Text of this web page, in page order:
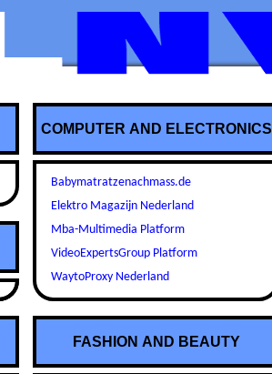
COMPUTER AND ELECTRONICS
Babymatratzenachmass.de
Elektro Magazijn Nederland
Mba-Multimedia Platform
VideoExpertsGroup Platform
WaytoProxy Nederland
FASHION AND BEAUTY